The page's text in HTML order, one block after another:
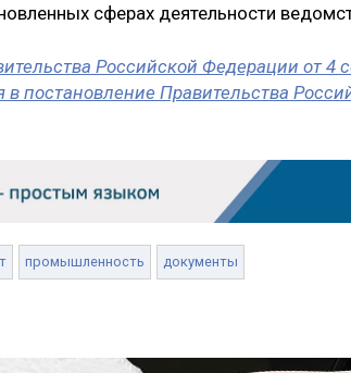
сферах деятельности
Российской Федерации от 4
постановление Правительства
промышленность документы